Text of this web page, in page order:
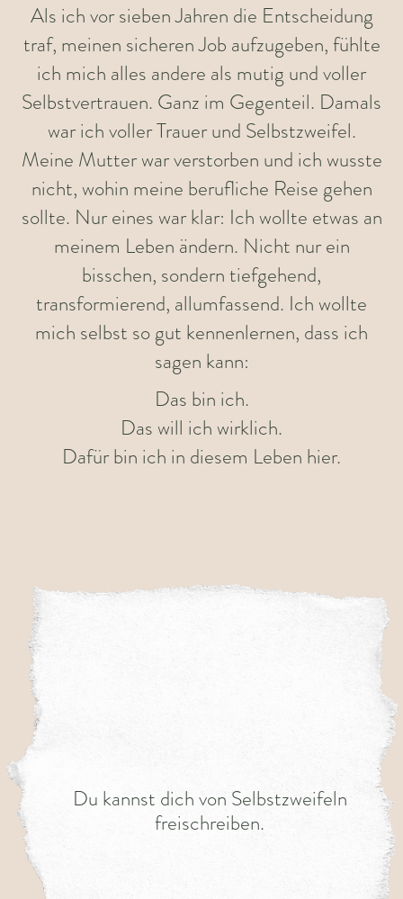
Als ich vor sieben Jahren die Entscheidung
traf, meinen sicheren Job aufzugeben, fühlte
ich mich alles andere als mutig und voller
Selbstvertrauen. Ganz im Gegenteil. Damals
war ich voller Trauer und Selbstzweifel.
Meine Mutter war verstorben und ich wusste
nicht, wohin meine berufliche Reise gehen
sollte. Nur eines war klar: Ich wollte etwas an
meinem Leben ändern. Nicht nur ein
bisschen, sondern tiefgehend,
transformierend, allumfassend. Ich wollte
mich selbst so gut kennenlernen, dass ich
sagen kann:
Das bin ich.
Das will ich wirklich.
Dafür bin ich in diesem Leben hier.
Du kannst dich von Selbstzweifeln
freischreiben.